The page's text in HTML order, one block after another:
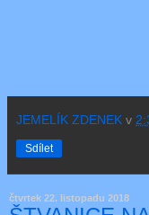
JEMELÍK ZDENEK v
Sdílet
čtvrtek 22. listopadu 2018